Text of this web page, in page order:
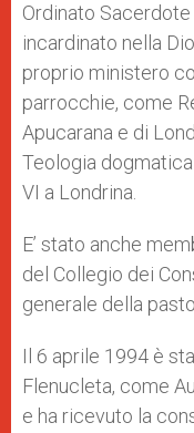
Ordinato
incardinato nella
proprio ministero
parrocchie, come
Apucarana e di
Teologia
VI a Londrina.
E’ stato anche
del Collegio dei
generale della
Il 6 aprile 1994 è
Flenucleta, come
e ha ricevuto la